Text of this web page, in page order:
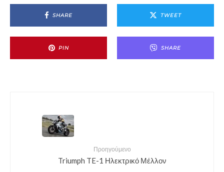
SHARE TWEET
PIN SHARE
Προηγούμενο
Triumph TE-1 Ηλεκτρικό Μέλλον